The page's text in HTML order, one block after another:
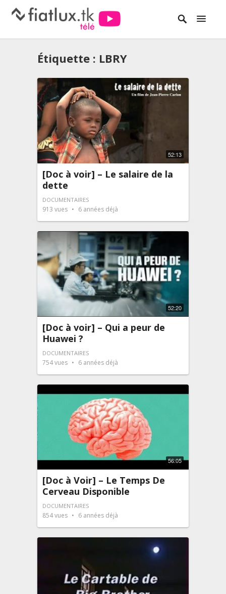
Étiquette : LBRY
52:13
[Doc à voir] – Le salaire de la
dette
DOCUMENTAIRES
913 vues 6 années déjà
52:20
[Doc à voir] – Qui a peur de
Huawei ?
DOCUMENTAIRES
754vues 6 années déjà
56:05
[Doc à Voir] – Le Temps De
Cerveau Disponible
DOCUMENTAIRES
854vues 6 années déjà